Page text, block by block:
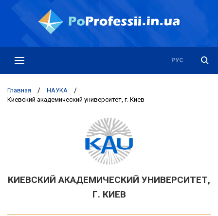
РУС
УКР
Главная / НАУКА /
Киевский академический университет, г. Киев
КИЕВСКИЙ АКАДЕМИЧЕСКИЙ УНИВЕРСИТЕТ,
Г. КИЕВ